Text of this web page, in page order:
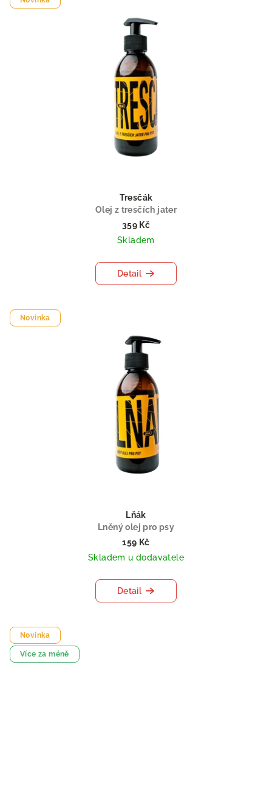
Tresčák
Olej z tresčích jater
359 Kč
Skladem
Detail
Novinka
Lňák
Lněný olej pro psy
159 Kč
Skladem u dodavatele
Detail
Novinka
Více za méně